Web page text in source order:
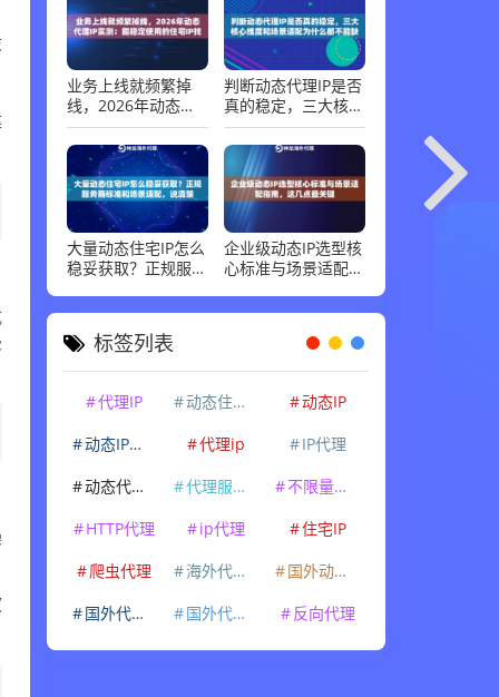
业务上线就频繁掉
线，2026年动态代
理IP实测：能稳定使
用的住宅IP找到了
判断动态代理IP是否
真的稳定，三大核心
维度和场景适配为什
么都不能缺
大量动态住宅IP怎么
稳妥获取？正规服务
说清楚
企业级动态IP选型核
心标准与场景适配指
标签列表
代理IP 动态住宅IP
动态IP
动态IP代理
代理ip
IP代理
动态代理IP
代理服务器
不限量代理IP
HTTP代理
ip代理
住宅IP
爬虫代理
海外代理ip
国外动态IP
国外代理IP
国外代理ip 反向代理